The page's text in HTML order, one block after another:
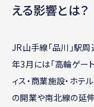
える影響とは？
JR山手線「品川」駅
年3月には「高輪ゲー
ィス・商業施設・ホテ
の開業や南北線の延